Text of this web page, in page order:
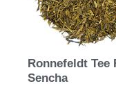
Ronnefeldt Tee
Sencha